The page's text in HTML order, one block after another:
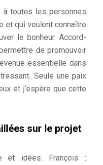
toutes les personnes
et qui veulent connaître
le bonheur. Accord-
de promouvoir
essentielle dans
Seule une paix
et j’espère que cette
sur le projet
et idées. François :